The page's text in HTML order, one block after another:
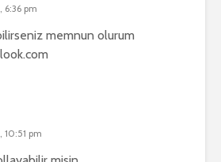
6:36 pm
memnun olurum
10:51 pm